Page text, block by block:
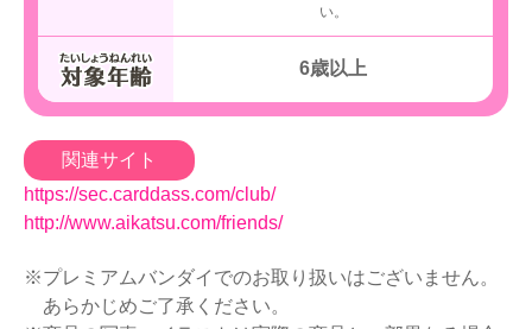
い。
6歳以上
関連サイト
https://sec.carddass.com/club/
http://www.aikatsu.com/friends/
※プレミアムバンダイでのお取り扱いはございません。
あらかじめご了承ください。